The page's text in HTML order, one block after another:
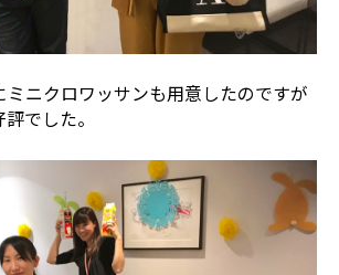
ミニクロワッサンも用意したのですが
でした。